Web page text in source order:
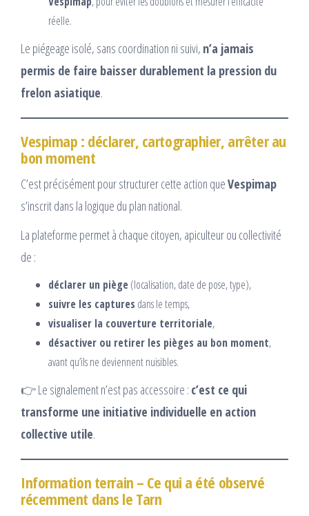
réelle.
Le piégeage isolé, sans coordination ni suivi, n’a jamais
permis de faire baisser durablement la pression du
frelon asiatique.
Vespimap : déclarer, cartographier, arrêter au
bon moment
C’est précisément pour structurer cette action queVespimap
s’inscrit dans la logique du plan national.
La plateforme permet à chaque citoyen, apiculteur ou collectivité
de :
déclarer un piège (localisation, date de pose, type),
suivre les captures dans le temps,
visualiser la couverture territoriale,
désactiver ou retirer les pièges au bon moment,
avant qu’ils ne deviennent nuisibles.
👉 Le signalement n’est pas accessoire : c’est ce qui
transforme une initiative individuelle en action
collective utile.
Information terrain – Ce qui a été observé
récemment dans le Tarn